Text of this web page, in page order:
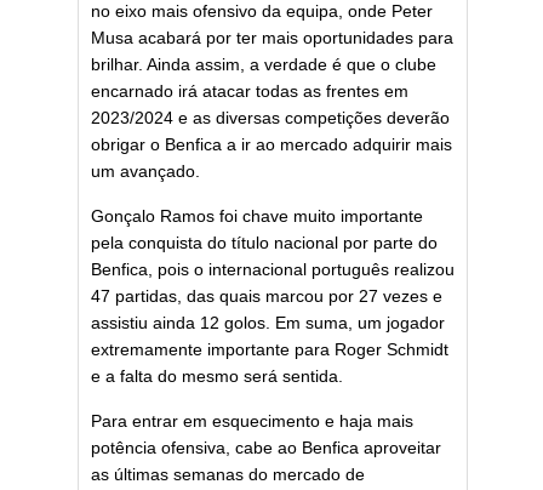
no eixo mais ofensivo da equipa, onde Peter
Musa acabará por ter mais oportunidades para
brilhar. Ainda assim, a verdade é que o clube
encarnado irá atacar todas as frentes em
2023/2024 e as diversas competições deverão
obrigar o Benfica a ir ao mercado adquirir mais
um avançado.
Gonçalo Ramos foi chave muito importante
pela conquista do título nacional por parte do
Benfica, pois o internacional português realizou
47 partidas, das quais marcou por 27 vezes e
assistiu ainda 12 golos. Em suma, um jogador
extremamente importante para Roger Schmidt
e a falta do mesmo será sentida.
Para entrar em esquecimento e haja mais
potência ofensiva, cabe ao Benfica aproveitar
as últimas semanas do mercado de